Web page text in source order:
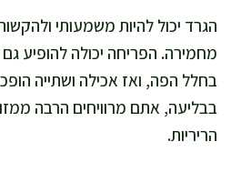
הגרד יכול להיות משמעותי
מחמירה. הפריחה יכולה להופיע
בחלל הפה, ואז אכילה ושתייה
בבליעה, אתם מרוויחים הרבה
הריריות.